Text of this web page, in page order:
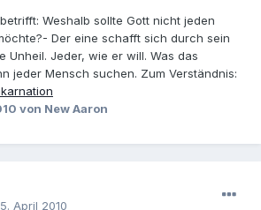
Weshalb sollte Gott nicht jeden
Der eine schafft sich durch sein
Unheil. Jeder, wie er will. Was das
jeder Mensch suchen. Zum Verständnis:
von New Aaron
5. April 2010